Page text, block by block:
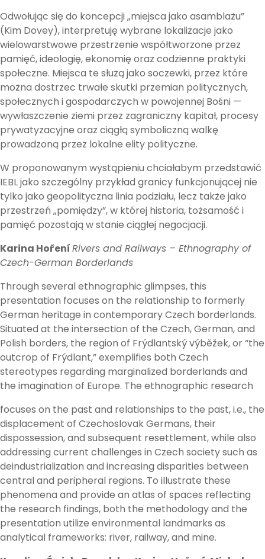
Odwołując się do koncepcji „miejsca jako asamblażu”
(Kim Dovey), interpretuję wybrane lokalizacje jako
wielowarstwowe przestrzenie współtworzone przez
pamięć, ideologię, ekonomię oraz codzienne praktyki
społeczne. Miejsca te służą jako soczewki, przez które
można dostrzec trwałe skutki przemian politycznych,
społecznych i gospodarczych w powojennej Bośni —
wywłaszczenie ziemi przez zagraniczny kapitał, procesy
prywatyzacyjne oraz ciągłą symboliczną walkę
prowadzoną przez lokalne elity polityczne.
W proponowanym wystąpieniu chciałabym przedstawić
IEBL jako szczególny przykład granicy funkcjonującej nie
tylko jako geopolityczna linia podziału, lecz także jako
przestrzeń „pomiędzy”, w której historia, tożsamość i
pamięć pozostają w stanie ciągłej negocjacji.
Karina HořeníRivers and Railways – Ethnography of
Czech-German Borderlands
Through several ethnographic glimpses, this
presentation focuses on the relationship to formerly
German heritage in contemporary Czech borderlands.
Situated at the intersection of the Czech, German, and
Polish borders, the region of Frýdlantský výběžek, or “the
outcrop of Frýdlant,” exemplifies both Czech
stereotypes regarding marginalized borderlands and
the imagination of Europe. The ethnographic research
focuses on the past and relationships to the past, i.e., the
displacement of Czechoslovak Germans, their
dispossession, and subsequent resettlement, while also
addressing current challenges in Czech society such as
deindustrialization and increasing disparities between
central and peripheral regions. To illustrate these
phenomena and provide an atlas of spaces reflecting
the research findings, both the methodology and the
presentation utilize environmental landmarks as
analytical frameworks: river, railway, and mine.